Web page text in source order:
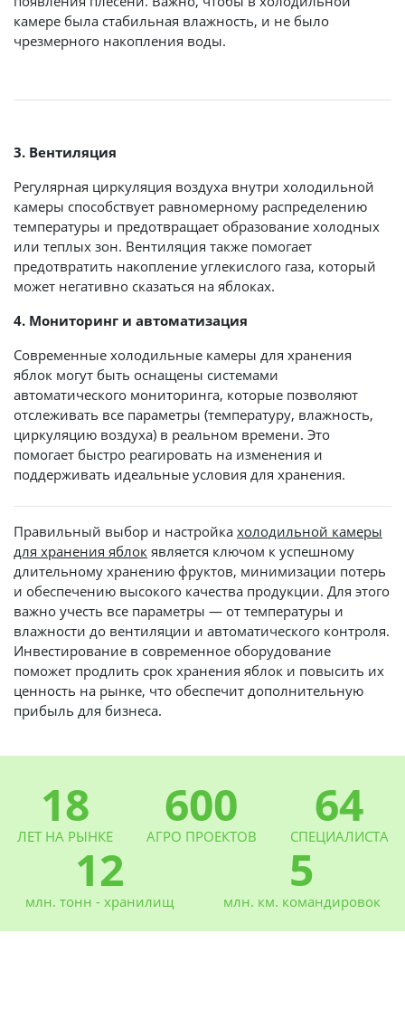
камере была стабильная влажность, и не было
чрезмерного накопления воды.
3. Вентиляция
Регулярная циркуляция воздуха внутри холодильной
камеры способствует равномерному распределению
температуры и предотвращает образование холодных
или теплых зон. Вентиляция также помогает
предотвратить накопление углекислого газа, который
может негативно сказаться на яблоках.
4. Мониторинг и автоматизация
Современные холодильные камеры для хранения
яблок могут быть оснащены системами
автоматического мониторинга, которые позволяют
отслеживать все параметры (температуру, влажность,
циркуляцию воздуха) в реальном времени. Это
помогает быстро реагировать на изменения и
поддерживать идеальные условия для хранения.
Правильный выбор и настройка холодильной камеры
для хранения яблок является ключом к успешному
длительному хранению фруктов, минимизации потерь
и обеспечению высокого качества продукции. Для этого
важно учесть все параметры — от температуры и
влажности до вентиляции и автоматического контроля.
Инвестирование в современное оборудование
поможет продлить срок хранения яблок и повысить их
ценность на рынке, что обеспечит дополнительную
прибыль для бизнеса.
18
ЛЕТ НА РЫНКЕ
600
АГРО ПРОЕКТОВ
64
СПЕЦИАЛИСТА
12
млн. тонн - хранилищ
5
млн. км. командировок